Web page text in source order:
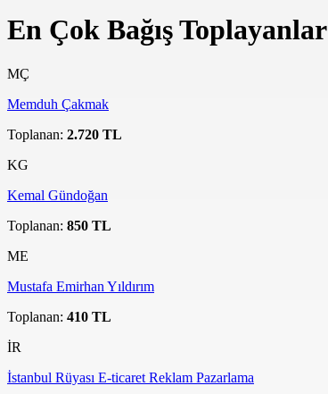
En Çok Bağış Toplayanlar
MÇ
Memduh Çakmak
Toplanan: 2.720 TL
KG
Kemal Gündoğan
Toplanan: 850 TL
ME
Mustafa Emirhan Yıldırım
Toplanan: 410 TL
İR
İstanbul Rüyası E-ticaret Reklam Pazarlama